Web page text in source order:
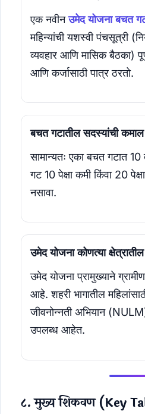
एक नवीनउमेद योजना बचत
महिन्यांची यशस्वी पंचसूत्री
व्यवहार आणि मासिक बैठका)
आणि कर्जासाठी पात्र ठरतो.
बचत गटातील सदस्यांची
सामान्यतः एका बचत गटात
गट 10 पेक्षा कमी किंवा 20
नसावा.
उमेद योजना कोणत्या
उमेद योजना प्रामुख्याने
आहे. शहरी भागातील
जीवनोन्नती अभियान
उपलब्ध आहेत.
८. मुख्य शिकवण (Key